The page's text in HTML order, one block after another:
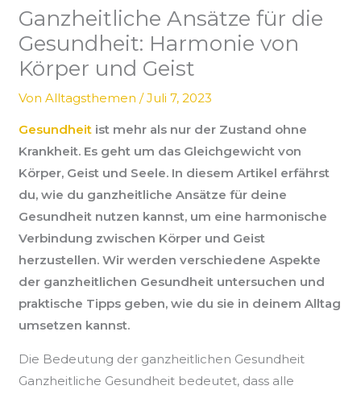
Ganzheitliche Ansätze für die
Gesundheit: Harmonie von
Körper und Geist
VonAlltagsthemen/Juli 7, 2023
Gesundheit ist mehr als nur der Zustand ohne
Krankheit. Es geht um das Gleichgewicht von
Körper, Geist und Seele. In diesem Artikel erfährst
du, wie du ganzheitliche Ansätze für deine
Gesundheit nutzen kannst, um eine harmonische
Verbindung zwischen Körper und Geist
herzustellen. Wir werden verschiedene Aspekte
der ganzheitlichen Gesundheit untersuchen und
praktische Tipps geben, wie du sie in deinem Alltag
umsetzen kannst.
Die Bedeutung der ganzheitlichen Gesundheit
Ganzheitliche Gesundheit bedeutet, dass alle